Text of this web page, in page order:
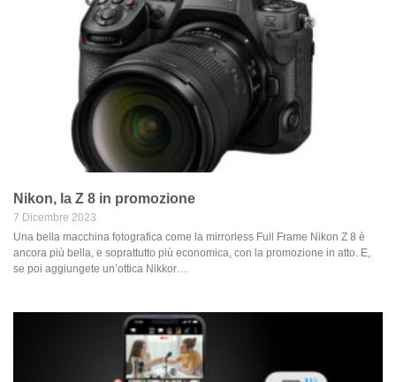
Nikon, la Z 8 in promozione
7 Dicembre 2023
Una bella macchina fotografica come la mirrorless Full Frame Nikon Z 8 è
ancora più bella, e soprattutto più economica, con la promozione in atto. E,
se poi aggiungete un’ottica Nikkor…